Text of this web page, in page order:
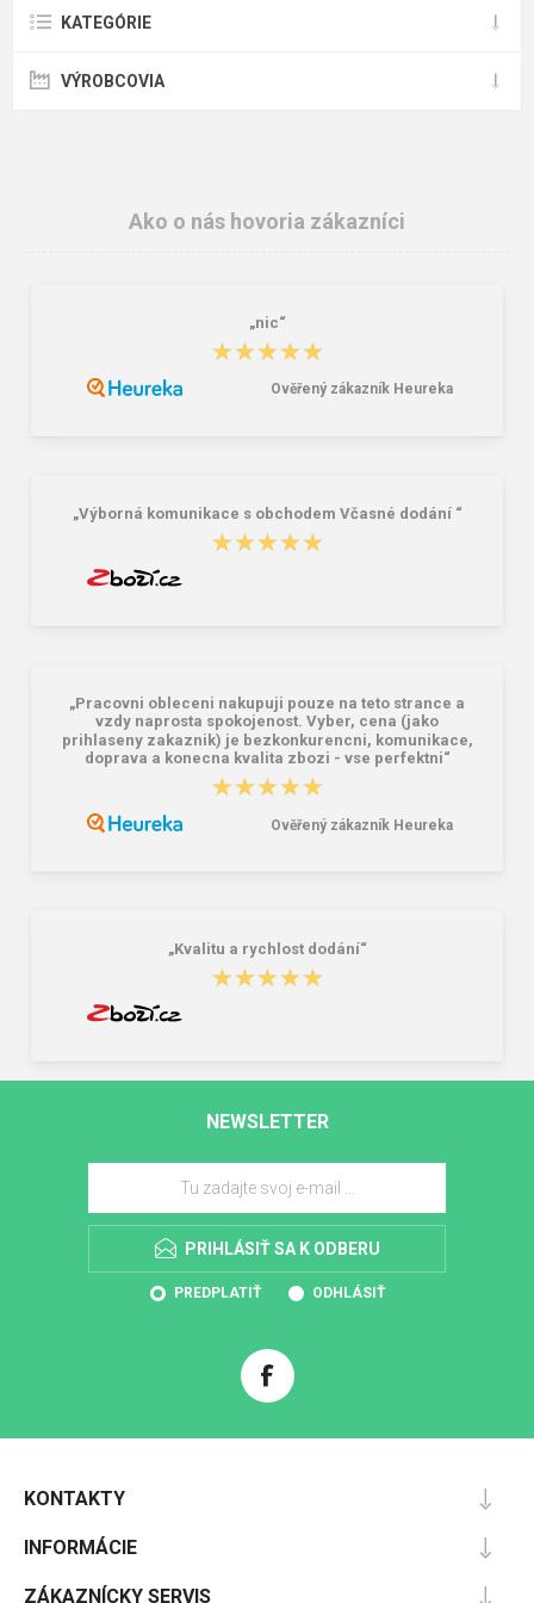
KATEGÓRIE
VÝROBCOVIA
Ako o nás hovoria zákazníci
„nic“
★★★★★
★★★★★
Ověřený zákazník Heureka
„Výborná komunikace s obchodem Včasné dodání “
★★★★★
★★★★★
„Pracovni obleceni nakupuji pouze na teto strance a
vzdy naprosta spokojenost. Vyber, cena (jako
prihlaseny zakaznik) je bezkonkurencni, komunikace,
doprava a konecna kvalita zbozi - vse perfektni“
★★★★★
★★★★★
Ověřený zákazník Heureka
„Kvalitu a rychlost dodání“
★★★★★
★★★★★
NEWSLETTER
PRIHLÁSIŤ SA K ODBERU
PREDPLATIŤ ODHLÁSIŤ
KONTAKTY
INFORMÁCIE
ZÁKAZNÍCKY SERVIS